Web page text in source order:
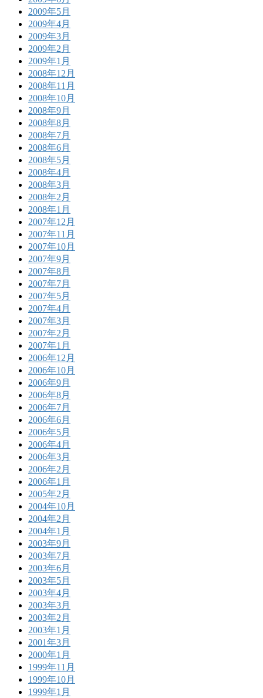
2009年5月
2009年4月
2009年3月
2009年2月
2009年1月
2008年12月
2008年11月
2008年10月
2008年9月
2008年8月
2008年7月
2008年6月
2008年5月
2008年4月
2008年3月
2008年2月
2008年1月
2007年12月
2007年11月
2007年10月
2007年9月
2007年8月
2007年7月
2007年5月
2007年4月
2007年3月
2007年2月
2007年1月
2006年12月
2006年10月
2006年9月
2006年8月
2006年7月
2006年6月
2006年5月
2006年4月
2006年3月
2006年2月
2006年1月
2005年2月
2004年10月
2004年2月
2004年1月
2003年9月
2003年7月
2003年6月
2003年5月
2003年4月
2003年3月
2003年2月
2003年1月
2001年3月
2000年1月
1999年11月
1999年10月
1999年1月